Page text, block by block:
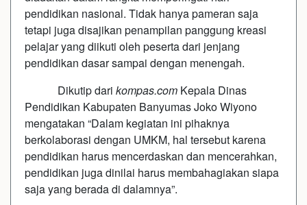
pendidikan nasional. Tidak hanya pameran saja
tetapi juga disajikan penampilan panggung kreasi
pelajar yang diikuti oleh peserta dari jenjang
pendidikan dasar sampai dengan menengah.
Dikutip dari kompas.com Kepala Dinas
Pendidikan Kabupaten Banyumas Joko Wiyono
mengatakan “Dalam kegiatan ini pihaknya
berkolaborasi dengan UMKM, hal tersebut karena
pendidikan harus mencerdaskan dan mencerahkan,
pendidikan juga dinilai harus membahagiakan siapa
saja yang berada di dalamnya”.